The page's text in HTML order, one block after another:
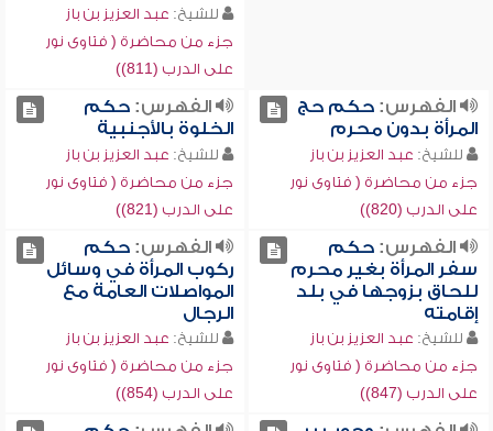
للشيخ: عبد العزيز بن باز
جزء من محاضرة ( فتاوى نور
على الدرب (811))
الفهرس:حكم حج
المرأة بدون محرم
للشيخ: عبد العزيز بن باز
جزء من محاضرة ( فتاوى نور
على الدرب (820))
الفهرس:حكم
الخلوة بالأجنبية
للشيخ: عبد العزيز بن باز
جزء من محاضرة ( فتاوى نور
على الدرب (821))
الفهرس:حكم
سفر المرأة بغير محرم
للحاق بزوجها في بلد
إقامته
للشيخ: عبد العزيز بن باز
جزء من محاضرة ( فتاوى نور
على الدرب (847))
الفهرس:حكم
ركوب المرأة في وسائل
المواصلات العامة مع
الرجال
للشيخ: عبد العزيز بن باز
جزء من محاضرة ( فتاوى نور
على الدرب (854))